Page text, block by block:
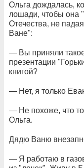
Ольга дождалась,
лошади, чтобы она
Отечества, не
Ване":
— Вы приняли
презентации
книгой?
— Нет, я только
— Не похоже, что
Ольга.
Дядю Ваню
— Я работаю в